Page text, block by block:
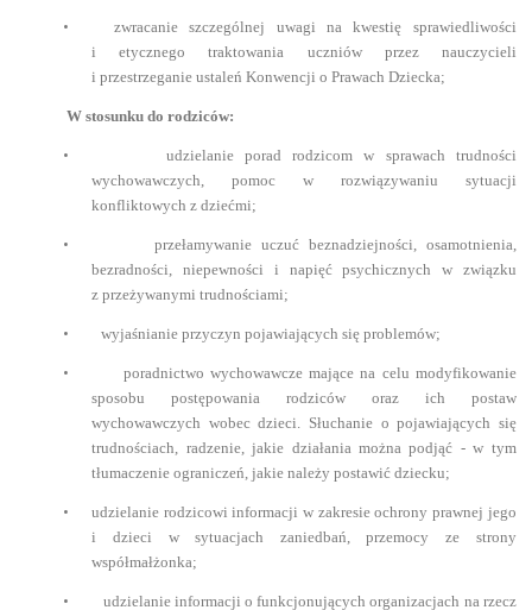
•
zwracanie szczególnej uwagi na kwestię sprawiedliwości
i etycznego traktowania uczniów przez nauczycieli
i przestrzeganie ustaleń Konwencji o Prawach Dziecka;
W stosunku do rodziców:
•udzielanie porad rodzicom w sprawach trudności
wychowawczych, pomoc w rozwiązywaniu sytuacji
konfliktowych z dziećmi;
•
przełamywanie uczuć beznadziejności, osamotnienia,
bezradności, niepewności i napięć psychicznych w związku
z przeżywanymi trudnościami;
•wyjaśnianie przyczyn pojawiających się problemów;
•poradnictwo wychowawcze mające na celu modyfikowanie
sposobu postępowania rodziców oraz ich postaw
wychowawczych wobec dzieci. Słuchanie o pojawiających się
trudnościach, radzenie, jakie działania można podjąć - w tym
tłumaczenie ograniczeń, jakie należy postawić dziecku;
•
udzielanie rodzicowi informacji w zakresie ochrony prawnej jego
i dzieci w sytuacjach zaniedbań, przemocy ze strony
współmałżonka;
•
udzielanie informacji o funkcjonujących organizacjach na rzecz